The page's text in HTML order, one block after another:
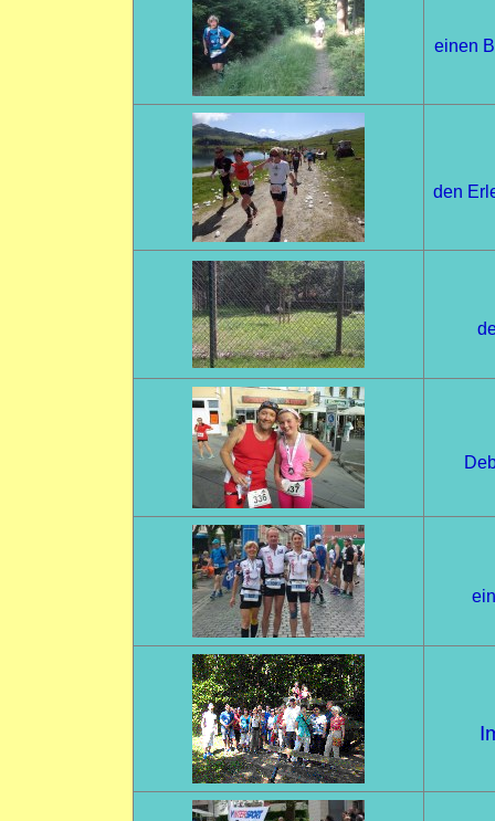
einen
den